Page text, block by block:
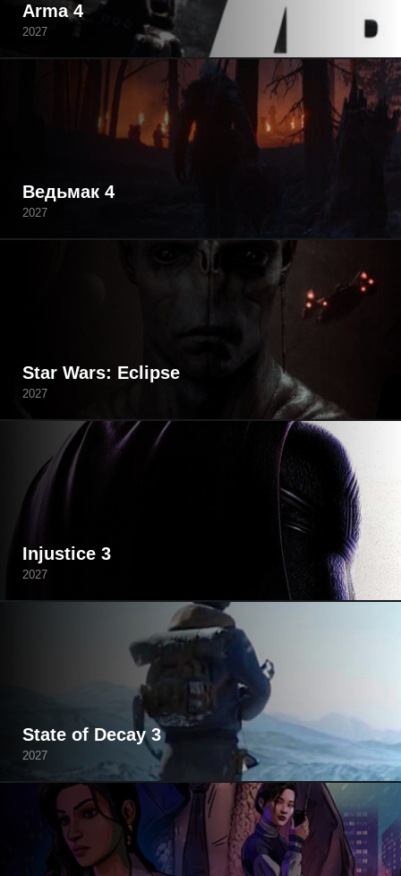
Arma 4
2027
Ведьмак 4
2027
Star Wars: Eclipse
2027
Injustice 3
2027
State of Decay 3
2027